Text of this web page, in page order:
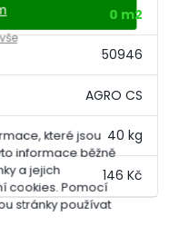
které jsou
informace běžně
a jejich
cookies. Pomocí
stránky používat
0 m2
50946
AGRO CS
40 kg
146 Kč